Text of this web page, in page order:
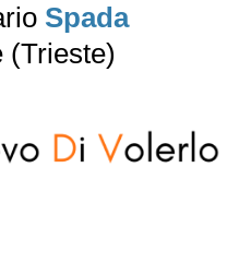
Spada
(Trieste)